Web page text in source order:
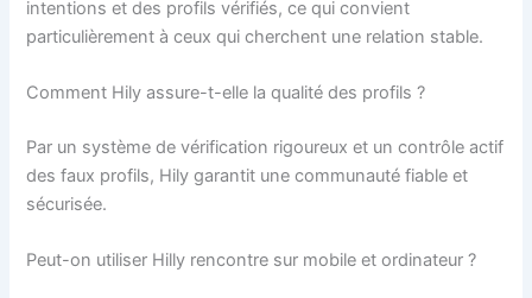
intentions et des profils vérifiés, ce qui convient
particulièrement à ceux qui cherchent une relation stable.
Comment Hily assure-t-elle la qualité des profils ?
Par un système de vérification rigoureux et un contrôle actif
des faux profils, Hily garantit une communauté fiable et
sécurisée.
Peut-on utiliser Hilly rencontre sur mobile et ordinateur ?